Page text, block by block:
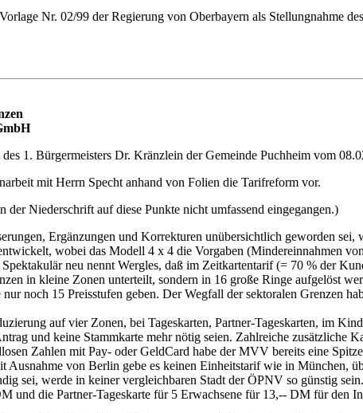
Nr. 02/99 der Regierung von Oberbayern als Stellungnahme
1. Bürgermeisters Dr. Kränzlein der Gemeinde Puchheim vom
mit Herrn Specht anhand von Folien die Tarifreform vor.
Niederschrift auf diese Punkte nicht umfassend eingegangen.)
Ergänzungen und Korrekturen unübersichtlich geworden
wobei das Modell 4 x 4 die Vorgaben (Mindereinnahmen
neu nennt Wergles, daß im Zeitkartentarif (= 70 % der
in kleine Zonen unterteilt, sondern in 16 große Ringe aufgelöst
noch 15 Preisstufen geben. Der Wegfall der sektoralen Grenzen
auf vier Zonen, bei Tageskarten, Partner-Tageskarten, im
und keine Stammkarte mehr nötig seien. Zahlreiche zusätzliche
Zahlen mit Pay- oder GeldCard habe der MVV bereits eine
Ausnahme von Berlin gebe es keinen Einheitstarif wie in München,
sei, werde in keiner vergleichbaren Stadt der ÖPNV so günstig
und die Partner-Tageskarte für 5 Erwachsene für 13,-- DM für den